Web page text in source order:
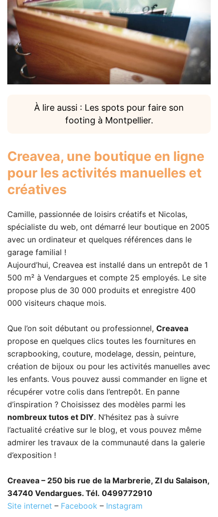
À lire aussi : Les spots pour faire son
footing à Montpellier.
Creavea, une boutique en ligne
pour les activités manuelles et
créatives
Camille, passionnée de loisirs créatifs et Nicolas,
spécialiste du web, ont démarré leur boutique en 2005
avec un ordinateur et quelques références dans le
garage familial !
Aujourd’hui, Creavea est installé dans un entrepôt de 1
500 m² à Vendargues et compte 25 employés. Le site
propose plus de 30 000 produits et enregistre 400
000 visiteurs chaque mois.
Que l’on soit débutant ou professionnel, Creavea
propose en quelques clics toutes les fournitures en
scrapbooking, couture, modelage, dessin, peinture,
création de bijoux ou pour les activités manuelles avec
les enfants. Vous pouvez aussi commander en ligne et
récupérer votre colis dans l’entrepôt. En panne
d’inspiration ? Choisissez des modèles parmi les
nombreux tutos et DIY. N’hésitez pas à suivre
l’actualité créative sur le blog, et vous pouvez même
admirer les travaux de la communauté dans la galerie
d’exposition !
Creavea – 250 bis rue de la Marbrerie, ZI du Salaison,
34740 Vendargues. Tél. 0499772910
Site internet – Facebook – Instagram